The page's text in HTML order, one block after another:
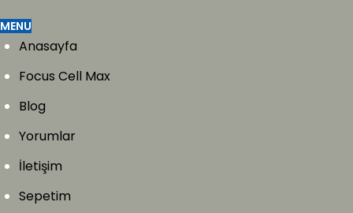
MENU
Anasayfa
Focus Cell Max
Blog
Yorumlar
İletişim
Sepetim